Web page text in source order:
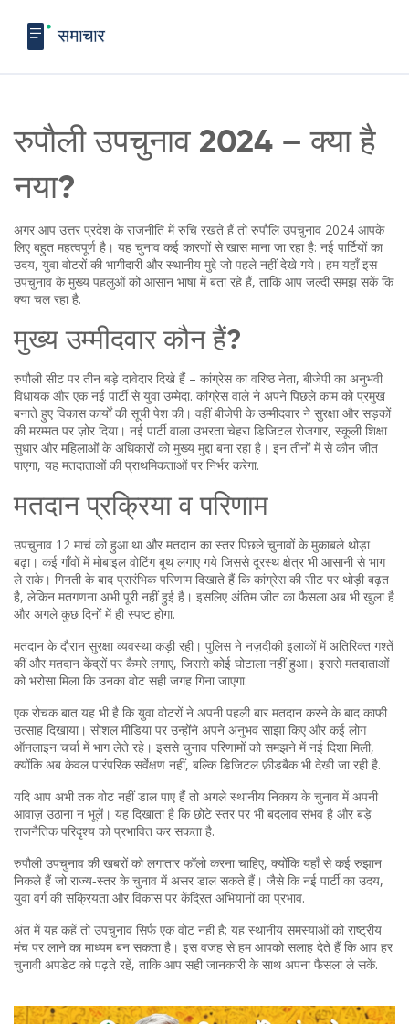
रुपौली उपचुनाव 2024 – क्या है
नया?
अगर आप उत्तर प्रदेश के राजनीति में रुचि रखते हैं तो रुपौलि उपचुनाव 2024 आपके
लिए बहुत महत्वपूर्ण है। यह चुनाव कई कारणों से खास माना जा रहा है: नई पार्टियों का
उदय, युवा वोटरों की भागीदारी और स्थानीय मुद्दे जो पहले नहीं देखे गये। हम यहाँ इस
उपचुनाव के मुख्य पहलुओं को आसान भाषा में बता रहे हैं, ताकि आप जल्दी समझ सकें कि
क्या चल रहा है.
मुख्य उम्मीदवार कौन हैं?
रुपौली सीट पर तीन बड़े दावेदार दिखे हैं – कांग्रेस का वरिष्ठ नेता, बीजेपी का अनुभवी
विधायक और एक नई पार्टी से युवा उम्‍मेदा. कांग्रेस वाले ने अपने पिछले काम को प्रमुख
बनाते हुए विकास कार्यों की सूची पेश की। वहीं बीजेपी के उम्मीदवार ने सुरक्षा और सड़कों
की मरम्मत पर ज़ोर दिया। नई पार्टी वाला उभरता चेहरा डिजिटल रोजगार, स्कूली शिक्षा
सुधार और महिलाओं के अधिकारों को मुख्य मुद्दा बना रहा है। इन तीनों में से कौन जीत
पाएगा, यह मतदाताओं की प्राथमिकताओं पर निर्भर करेगा.
मतदान प्रक्रिया व परिणाम
उपचुनाव 12 मार्च को हुआ था और मतदान का स्तर पिछले चुनावों के मुकाबले थोड़ा
बढ़ा। कई गाँवों में मोबाइल वोटिंग बूथ लगाए गये जिससे दूरस्थ क्षेत्र भी आसानी से भाग
ले सके। गिनती के बाद प्रारंभिक परिणाम दिखाते हैं कि कांग्रेस की सीट पर थोड़ी बढ़त
है, लेकिन मतगणना अभी पूरी नहीं हुई है। इसलिए अंतिम जीत का फैसला अब भी खुला है
और अगले कुछ दिनों में ही स्पष्ट होगा.
मतदान के दौरान सुरक्षा व्यवस्था कड़ी रही। पुलिस ने नज़दीकी इलाकों में अतिरिक्त गश्तें
कीं और मतदान केंद्रों पर कैमरे लगाए, जिससे कोई घोटाला नहीं हुआ। इससे मतदाताओं
को भरोसा मिला कि उनका वोट सही जगह गिना जाएगा.
एक रोचक बात यह भी है कि युवा वोटरों ने अपनी पहली बार मतदान करने के बाद काफी
उत्साह दिखाया। सोशल मीडिया पर उन्होंने अपने अनुभव साझा किए और कई लोग
ऑनलाइन चर्चा में भाग लेते रहे। इससे चुनाव परिणामों को समझने में नई दिशा मिली,
क्योंकि अब केवल पारंपरिक सर्वेक्षण नहीं, बल्कि डिजिटल फ़ीडबैक भी देखी जा रही है.
यदि आप अभी तक वोट नहीं डाल पाए हैं तो अगले स्थानीय निकाय के चुनाव में अपनी
आवाज़ उठाना न भूलें। यह दिखाता है कि छोटे स्तर पर भी बदलाव संभव है और बड़े
राजनैतिक परिदृश्य को प्रभावित कर सकता है.
रुपौली उपचुनाव की खबरों को लगातार फॉलो करना चाहिए, क्योंकि यहाँ से कई रुझान
निकले हैं जो राज्य‑स्तर के चुनाव में असर डाल सकते हैं। जैसे कि नई पार्टी का उदय,
युवा वर्ग की सक्रियता और विकास पर केंद्रित अभियानों का प्रभाव.
अंत में यह कहें तो उपचुनाव सिर्फ एक वोट नहीं है; यह स्थानीय समस्याओं को राष्ट्रीय
मंच पर लाने का माध्यम बन सकता है। इस वजह से हम आपको सलाह देते हैं कि आप हर
चुनावी अपडेट को पढ़ते रहें, ताकि आप सही जानकारी के साथ अपना फैसला ले सकें.